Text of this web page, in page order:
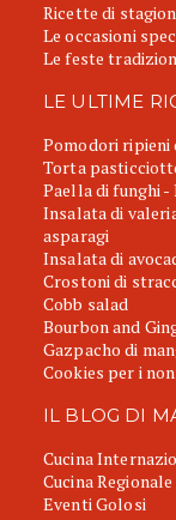
Ricette di
Le occasioni
Le feste
LE ULTIME
Pomodori ripieni
Torta
Paella di funghi -
Insalata di
asparagi
Insalata di
Crostoni di
Cobb salad
Bourbon and
Gazpacho di
Cookies per i
IL BLOG DI
Cucina
Cucina Regionale
Eventi Golosi